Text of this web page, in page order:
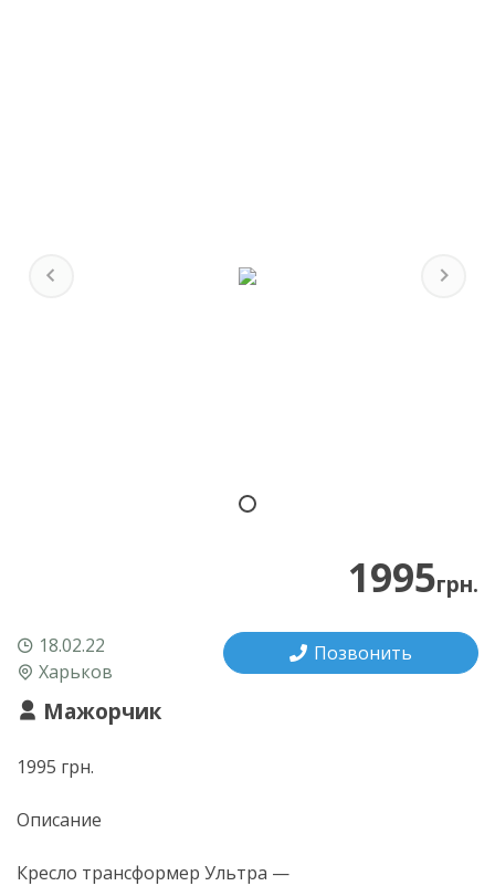
Previous Next
1995грн.
18.02.22
Харьков
Мажорчик
Позвонить
1995 грн.
Описание
Кресло трансформер Ультра —